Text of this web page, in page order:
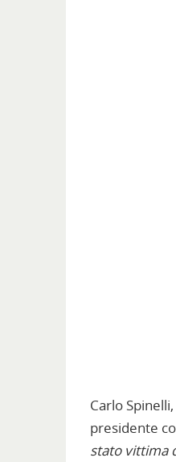
Carlo
presidente
stato vittima